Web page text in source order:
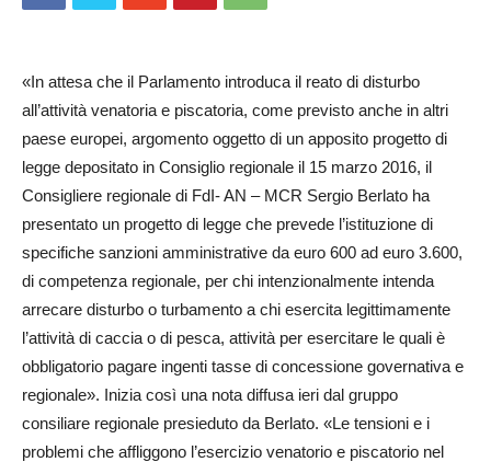
«In attesa che il Parlamento introduca il reato di disturbo
all’attività venatoria e piscatoria, come previsto anche in altri
paese europei, argomento oggetto di un apposito progetto di
legge depositato in Consiglio regionale il 15 marzo 2016, il
Consigliere regionale di FdI- AN – MCR Sergio Berlato ha
presentato un progetto di legge che prevede l’istituzione di
specifiche sanzioni amministrative da euro 600 ad euro 3.600,
di competenza regionale, per chi intenzionalmente intenda
arrecare disturbo o turbamento a chi esercita legittimamente
l’attività di caccia o di pesca, attività per esercitare le quali è
obbligatorio pagare ingenti tasse di concessione governativa e
regionale». Inizia così una nota diffusa ieri dal gruppo
consiliare regionale presieduto da Berlato. «Le tensioni e i
problemi che affliggono l’esercizio venatorio e piscatorio nel